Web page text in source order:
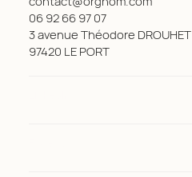
06 92 66 97 07
3 avenue Théodore DROUHET
97420 LE PORT